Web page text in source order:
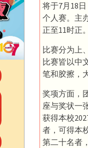
将于7月18
个人赛。主
正至11时正
比赛分为上
比赛皆以中
笔和胶擦，
奖项方面，
座与奖状一
获得本校
者，可得本
第二十名者